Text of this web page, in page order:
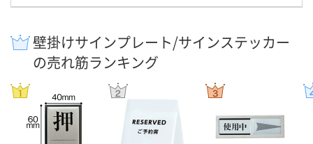
壁掛けサインプレート/サインステッカー
の売れ筋ランキング